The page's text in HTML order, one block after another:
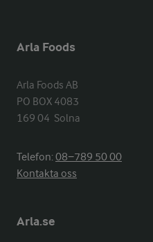
Arla Foods
Arla Foods AB
PO BOX 4083
169 04  Solna
Telefon:08−789 50 00
Kontakta oss
Arla.se